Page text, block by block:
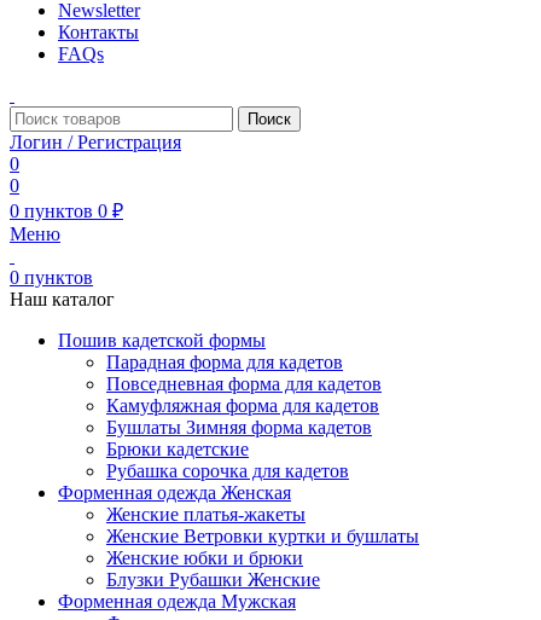
Newsletter
Контакты
FAQs
Поиск
Логин / Регистрация
0
0
0 пунктов 0 ₽
Меню
0 пунктов
Наш каталог
Пошив кадетской формы
Парадная форма для кадетов
Повседневная форма для кадетов
Камуфляжная форма для кадетов
Бушлаты Зимняя форма кадетов
Брюки кадетские
Рубашка сорочка для кадетов
Форменная одежда Женская
Женские платья-жакеты
Женские Ветровки куртки и бушлаты
Женские юбки и брюки
Блузки Рубашки Женские
Форменная одежда Мужская